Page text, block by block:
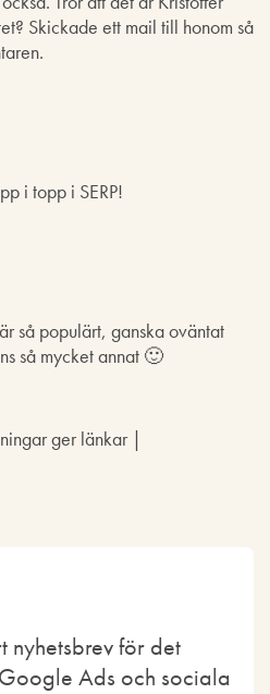
Skickade ett mail till honom så
i topp i SERP!
så populärt, ganska oväntat
så mycket annat 🙂
ger länkar |
nyhetsbrev för det
Ads och sociala